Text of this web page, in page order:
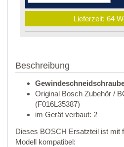
Lieferzeit: 64
Beschreibung
Original Bosch Zubehör /
(F016L35387)
im Gerät verbaut: 2
Dieses BOSCH Ersatzteil ist mit
Modell kompatibel: